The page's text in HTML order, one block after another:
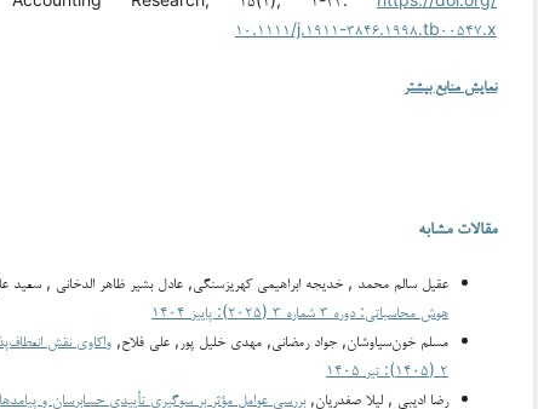
۱۰.۱۱۱۱/j.۱۹۱۱-۳۸۴۶.۱۹۹۸.tb۰۰۵۴۷.x
نمایش منابع بیشتر
مقالات مشابه
عقيل سالم محمد , خدیجه ابراهیمی کهریزسنگی, عادل بشير ظاهر الدخاني , سعید
هوش محاسباتی: دوره ۳ شماره ۳ (۲۰۲۵): پاییز ۱۴۰۴
مسلم خون‌سیاوشان, جواد رمضانی, مهدی خلیل پور, علی فلاح, واکاوی نقش
۲ (۱۴۰۵): تیر ۱۴۰۵
رضا ادیبی , لیلا صفدریان,بررسی عوامل مؤثر بر سوگیری تأییدی حسابرسان و